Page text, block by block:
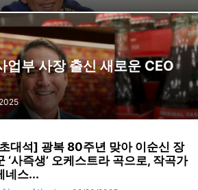
업부 사장 출신 새로운 CEO
대석] 광복 80주년 맞아 이순신 장
‘사즉생’ 오케스트라 곡으로, 작곡가
네스...